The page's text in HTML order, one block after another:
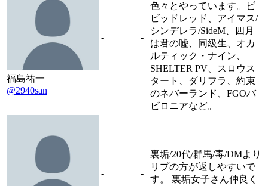
福島祐一
@2940san
- -
色々とやっています。ビ
ビッドレッド、アイマス/
シンデレラ/SideM、四月
は君の嘘、同級生、オカ
ルティック・ナイン、
SHELTER PV、スロウス
タート、ダリフラ、約束
のネバーランド、FGOバ
ビロニアなど。
- -
裏垢/20代/群馬/毒/DMより
リプの方が返しやすいで
す。 裏垢女子さん仲良く